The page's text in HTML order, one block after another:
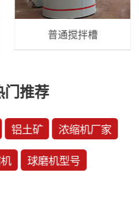
普通搅拌槽
门推荐
铝土矿 浓缩机厂家
球磨机型号